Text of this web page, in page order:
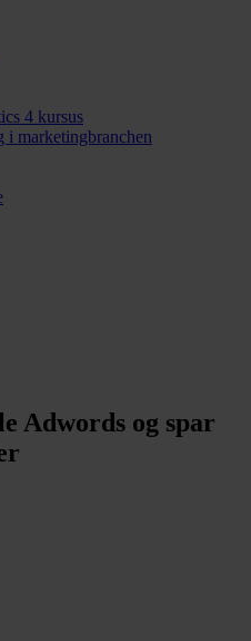
4 kursus
i marketingbranchen
Adwords og spar